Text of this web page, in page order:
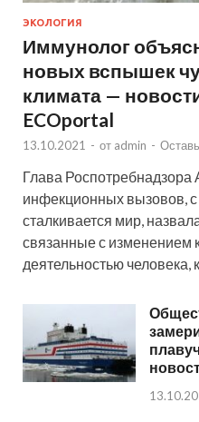
ЭКОЛОГИЯ
Иммунолог
новых вспышек
климата —
ECOportal
13.10.2021 - от admin -
Глава
инфекционных вызовов,
сталкивается мир,
связанные с изменением
деятельностью человека,